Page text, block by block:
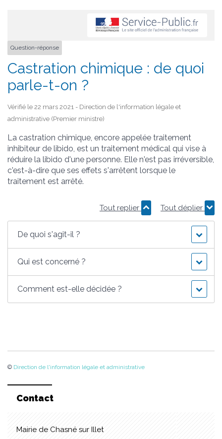
Question-réponse
Castration chimique : de quoi
parle-t-on ?
Vérifié le 22 mars 2021 - Direction de l'information légale et
administrative (Premier ministre)
La castration chimique, encore appelée traitement
inhibiteur de libido, est un traitement médical qui vise à
réduire la libido d'une personne. Elle n'est pas irréversible,
c'est-à-dire que ses effets s'arrêtent lorsque le
traitement est arrêté.
Tout replier Tout déplier
De quoi s'agit-il ?
Qui est concerné ?
Comment est-elle décidée ?
© Direction de l'information légale et administrative
Contact
Mairie de Chasné sur Illet